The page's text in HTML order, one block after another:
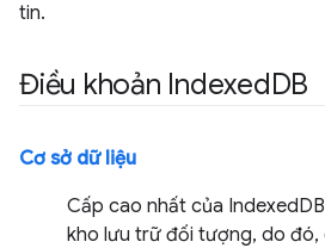
tin.
Điều khoản IndexedDB
Cơ sở dữ liệu
Cấp cao nhất của
kho lưu trữ đối tượng, do đó,